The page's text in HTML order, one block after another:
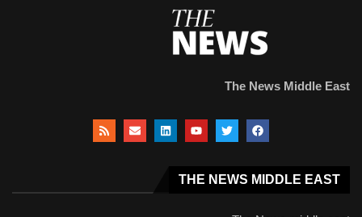
The News Middle East
THE NEWS MIDDLE EAST